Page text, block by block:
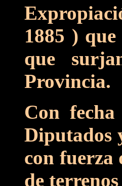
1885 )
que
Provincia.
Con
Diputados
con fuerza
de